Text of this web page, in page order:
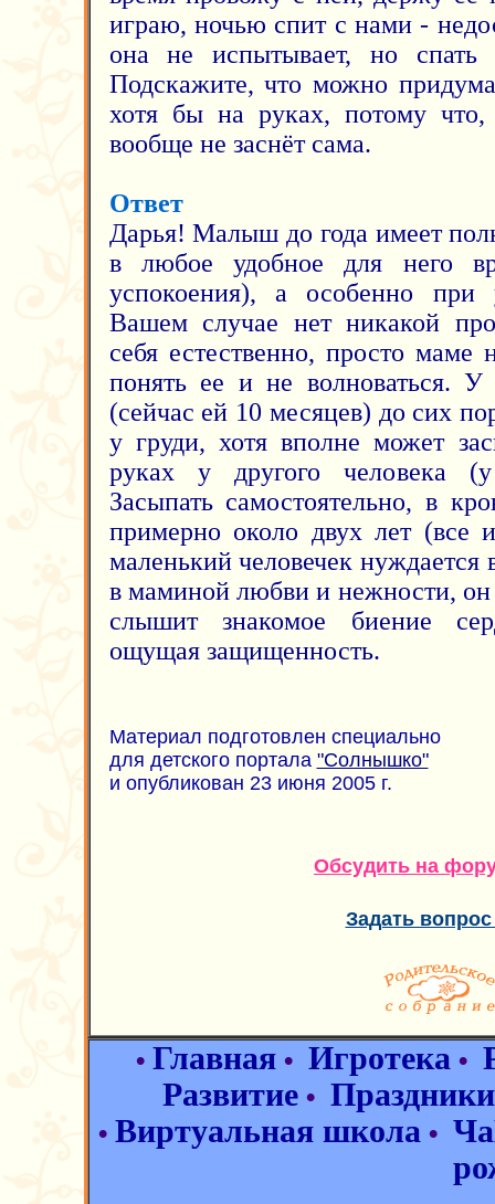
играю, ночью спит с нами -
она не испытывает, но спать
Подскажите, что можно
хотя бы на руках, потому
вообще не заснёт сама.
Ответ
Дарья! Малыш до года имеет
в любое удобное для него
успокоения), а особенно при
Вашем случае нет никакой
себя естественно, просто маме
понять ее и не волноваться.
(сейчас ей 10 месяцев) до сих
у груди, хотя вполне может
руках у другого человека
Засыпать самостоятельно, в
примерно около двух лет (все
маленький человечек
в маминой любви и нежности, он
слышит знакомое биение
ощущая защищенность.
Материал подготовлен специально
для детского портала "Солнышко"
и опубликован 23 июня 2005 г.
Обсудить на
Задать
• Главная • Игротека •
Развитие• Праздники
• Виртуальная школа •